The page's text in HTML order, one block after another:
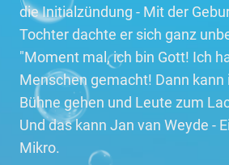
die Initialzündung - Mit der
Tochter dachte er sich ganz
"Moment mal, ich bin Gott! Ich
Menschen gemacht! Dann kann
Bühne gehen und Leute zum
Und das kann Jan van Weyde -
Mikro.